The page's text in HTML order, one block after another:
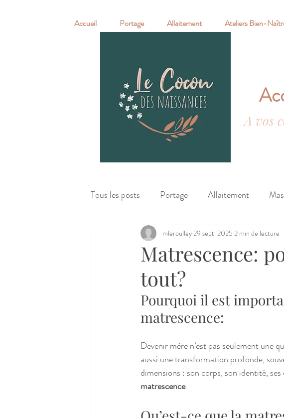
Accueil Portage Allaitement Ateliers Bien-
A vos
Tous les posts Portage Allaitement
Postpartum
Matrescence:
tout?
mleroulley 29 sept. 2025 2 min de lecture
Pourquoi il est
matrescence:
Devenir mère n’est pas seulement une
aussi une transformation profonde,
dimensions : son corps, son identité,
matrescence.